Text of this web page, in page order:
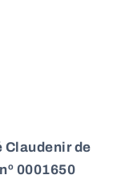
Claudenir de
0001650